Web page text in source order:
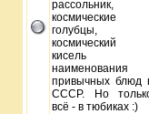
рассольник,
космические
голубцы,
космический
кисель
наименования
привычных блюд
СССР. Но
всё - в тюбиках :)